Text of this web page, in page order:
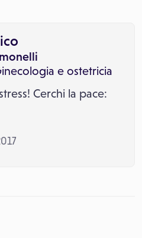
e ostetricia
Cerchi la pace: